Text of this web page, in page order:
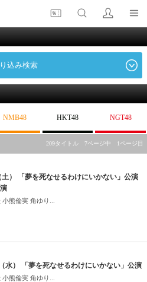
込み検索
NMB48 HKT48 NGT48
209タイトル 7ページ中 1ページ目
土） 「夢を死なせるわけにいかない」公演
熊倫実 角ゆり...
水） 「夢を死なせるわけにいかない」公演
熊倫実 角ゆり...